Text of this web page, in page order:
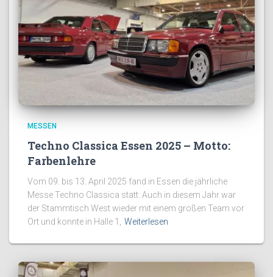
MESSEN
Techno Classica Essen 2025 – Motto:
Farbenlehre
Vom 09. bis 13. April 2025 fand in Essen die jährliche
Messe Techno Classica statt. Auch in diesem Jahr war
der Stammtisch West wieder mit einem großen Team vor
Ort und konnte in Halle 1,
Weiterlesen